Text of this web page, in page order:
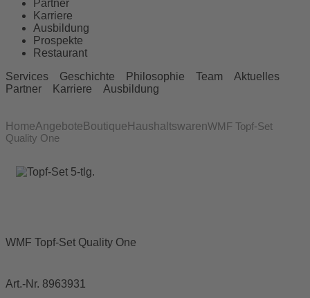
Partner
Karriere
Ausbildung
Prospekte
Restaurant
Services
Geschichte Philosophie Team
Aktuelles
Partner
Karriere Ausbildung
HomeAngebote Boutique HaushaltswarenWMF Topf-Set
Quality One
WMF Topf-Set Quality One
Art.-Nr. 8963931